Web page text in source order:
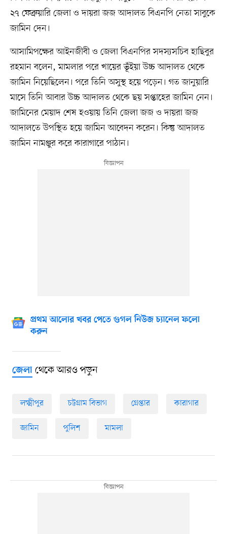
২৭ ফেব্রুয়ারি জেলা ও দায়রা জজ আদালত বিএনপি নেতা সাবুকে
জামিন দেন।
আসামিপক্ষের আইনজীবী ও জেলা বিএনপির সদস্যসচিব হাছিবুর
রহমান বলেন, মামলার পরে খায়ের ভূঁইয়া উচ্চ আদালত থেকে
জামিন নিয়েছিলেন। পরে তিনি অসুস্থ হয়ে পড়েন। গত জানুয়ারি
মাসে তিনি আবার উচ্চ আদালত থেকে ছয় সপ্তাহের জামিন নেন।
জামিনের মেয়াদ শেষ হওয়ায় তিনি জেলা জজ ও দায়রা জজ
আদালতে উপস্থিত হয়ে জামিন আবেদন করেন। কিন্তু আদালত
জামিন নামঞ্জুর করে কারাগারে পাঠান।
প্রথম আলোর খবর পেতে গুগল নিউজ চ্যানেল ফলো
করুন
জেলাথেকে আরও পড়ুন
লক্ষ্মীপুর চট্টগ্রাম বিভাগ গ্রেপ্তার কারাগার
জামিন পুলিশ মামলা